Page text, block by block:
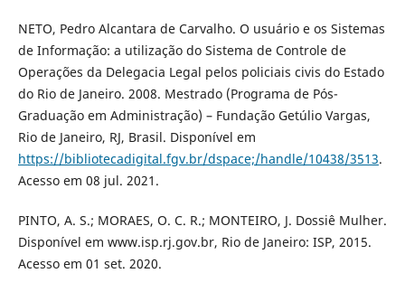
NETO, Pedro Alcantara de Carvalho. O usuário e os Sistemas
de Informação: a utilização do Sistema de Controle de
Operações da Delegacia Legal pelos policiais civis do Estado
do Rio de Janeiro. 2008. Mestrado (Programa de Pós-
Graduação em Administração) – Fundação Getúlio Vargas,
Rio de Janeiro, RJ, Brasil. Disponível em
https://bibliotecadigital.fgv.br/dspace;/handle/10438/3513.
Acesso em 08 jul. 2021.
PINTO, A. S.; MORAES, O. C. R.; MONTEIRO, J. Dossiê Mulher.
Disponível em www.isp.rj.gov.br, Rio de Janeiro: ISP, 2015.
Acesso em 01 set. 2020.